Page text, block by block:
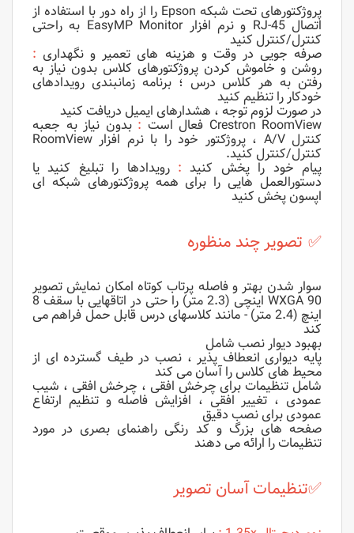
پروژکتورهای تحت شبکه Epson را از راه دور با استفاده از
اتصال RJ-45 و نرم افزار EasyMP Monitor به راحتی
کنترل/کنترل کنید
صرفه جویی در وقت و هزینه های تعمیر و نگهداری :
روشن و خاموش کردن پروژکتورهای کلاس بدون نیاز به
رفتن به هر کلاس درس ؛ برنامه زمانبندی رویدادهای
خودکار را تنظیم کنید
در صورت لزوم توجه ، هشدارهای ایمیل دریافت کنید
Crestron RoomView فعال است : بدون نیاز به جعبه
کنترل A/V ، پروژکتور خود را با نرم افزار RoomView
کنترل/کنترل کنید.
پیام خود را پخش کنید : رویدادها را تبلیغ کنید یا
دستورالعمل هایی را برای همه پروژکتورهای شبکه ای
اپسون پخش کنید
✅ تصویر چند منظوره
سوار شدن بهتر و فاصله پرتاب کوتاه امکان نمایش تصویر
WXGA 90 اینچی (2.3 متر) را حتی در اتاقهایی با سقف 8
اینچ (2.4 متر) - مانند کلاسهای درس قابل حمل فراهم می
کند
بهبود دیوار نصب شامل
پایه دیواری انعطاف پذیر ، نصب در طیف گسترده ای از
محیط های کلاس را آسان می کند
شامل تنظیمات برای چرخش افقی ، چرخش افقی ، شیب
عمودی ، تغییر افقی ، افزایش فاصله و تنظیم ارتفاع
عمودی برای نصب دقیق
صفحه های بزرگ و کد رنگی راهنمای بصری در مورد
تنظیمات را ارائه می دهند
✅تنظیمات آسان تصویر